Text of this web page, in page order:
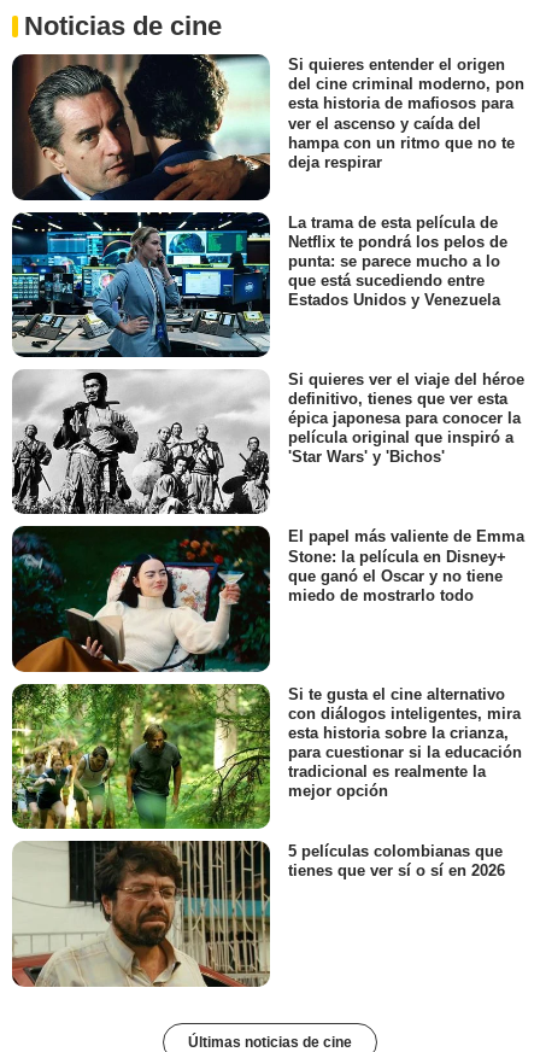
Noticias de cine
Si quieres entender el origen
del cine criminal moderno, pon
esta historia de mafiosos para
ver el ascenso y caída del
hampa con un ritmo que no te
deja respirar
La trama de esta película de
Netflix te pondrá los pelos de
punta: se parece mucho a lo
que está sucediendo entre
Estados Unidos y Venezuela
Si quieres ver el viaje del héroe
definitivo, tienes que ver esta
épica japonesa para conocer la
película original que inspiró a
'Star Wars' y 'Bichos'
El papel más valiente de Emma
Stone: la película en Disney+
que ganó el Oscar y no tiene
miedo de mostrarlo todo
Si te gusta el cine alternativo
con diálogos inteligentes, mira
esta historia sobre la crianza,
para cuestionar si la educación
tradicional es realmente la
mejor opción
5 películas colombianas que
tienes que ver sí o sí en 2026
Últimas noticias de cine